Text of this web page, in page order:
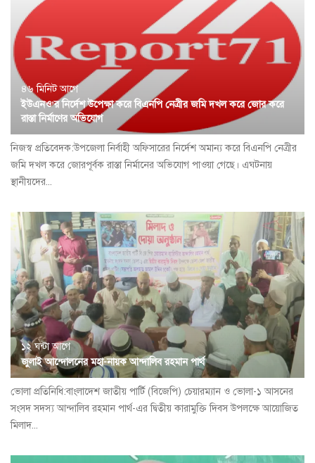
৪৬ মিনিট আগে
ইউএনও’র নির্দেশ উপেক্ষা করে বিএনপি নেত্রীর জমি দখল করে জোর করে
রাস্তা নির্মাণের অভিযোগ
নিজস্ব প্রতিবেদক:উপজেলা নির্বাহী অফিসারের নির্দেশ অমান্য করে বিএনপি নেত্রীর
জমি দখল করে জোরপূর্বক রাস্তা নির্মানের অভিযোগ পাওয়া গেছে। এঘটনায়
স্থানীয়দের...
১২ ঘন্টা আগে
জুলাই আন্দোলনের মহা-নায়ক আন্দালিব রহমান পার্থ
ভোলা প্রতিনিধি:বাংলাদেশ জাতীয় পার্টি (বিজেপি) চেয়ারম্যান ও ভোলা-১ আসনের
সংসদ সদস্য আন্দালিব রহমান পার্থ-এর দ্বিতীয় কারামুক্তি দিবস উপলক্ষে আয়োজিত
মিলাদ...